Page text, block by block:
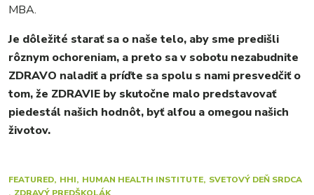
MBA.
Je dôležité starať sa o naše telo, aby sme predišli
rôznym ochoreniam, a preto sa v sobotu nezabudnite
ZDRAVO naladiť a príďte sa spolu s nami presvedčiť o
tom, že ZDRAVIE by skutočne malo predstavovať
piedestál našich hodnôt, byť alfou a omegou našich
životov.
FEATURED HHI HUMAN HEALTH INSTITUTE SVETOVÝ DEŇ SRDCA